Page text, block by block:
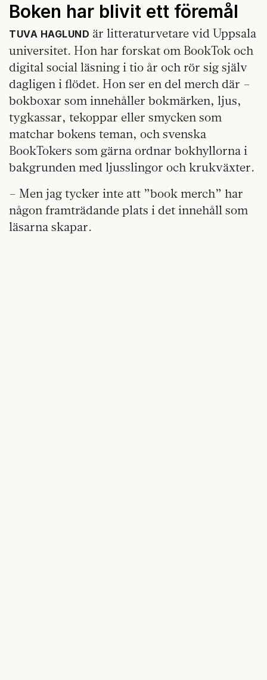
Boken har blivit ett föremål
TUVA HAGLUND är litteraturvetare vid Uppsala
universitet. Hon har forskat om BookTok och
digital social läsning i tio år och rör sig själv
dagligen i flödet. Hon ser en del merch där –
bokboxar som innehåller bokmärken, ljus,
tygkassar, tekoppar eller smycken som
matchar bokens teman, och svenska
BookTokers som gärna ordnar bokhyllorna i
bakgrunden med ljusslingor och krukväxter.
– Men jag tycker inte att ”book merch” har
någon framträdande plats i det innehåll som
läsarna skapar.